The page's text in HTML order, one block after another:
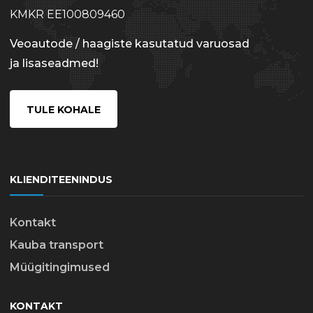
KMKR EE100809460
Veoautode / haagiste kasutatud varuosad
ja lisaseadmed!
TULE KOHALE
KLIENDITEENINDUS
Kontakt
Kauba transport
Müügitingimused
KONTAKT